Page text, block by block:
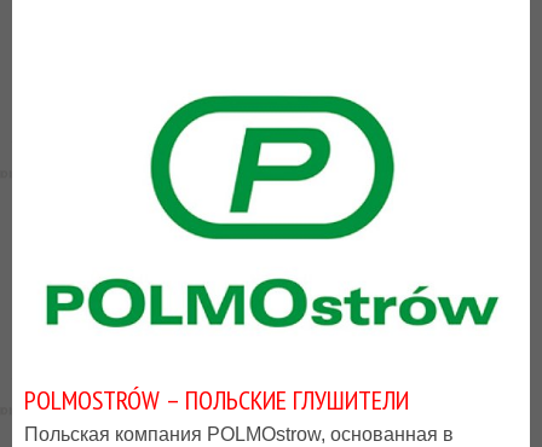
POLMOSTRÓW – ПОЛЬСКИЕ ГЛУШИТЕЛИ
Польская компания POLMOstrow, основанная в